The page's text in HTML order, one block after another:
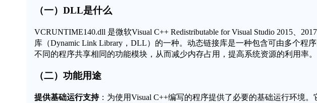
（一）DLL是什么
VCRUNTIME140.dll 是微软Visual C++ Redistributable for Visual Studio 2015、
库（Dynamic Link Library，DLL）的一种。动态链接库是一种包含可由多个程
不同的程序共享相同的功能模块，从而减少内存占用，提高系统资源的利用率。
（二）功能用途
提供基础运行支持：为使用Visual C++编写的程序提供了必要的基础运行环境